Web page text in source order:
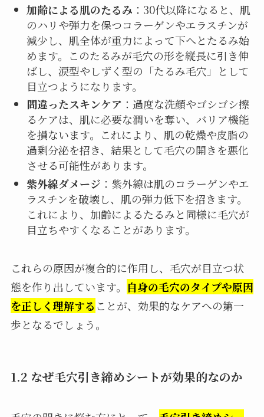
加齢による肌のたるみ ：30代以降になると、肌
のハリや弾力を保つコラーゲンやエラスチンが
減少し、肌全体が重力によって下へとたるみ始
めます。このたるみが毛穴の形を縦長に引き伸
ばし、涙型やしずく型の「たるみ毛穴」として
目立つようになります。
間違ったスキンケア ：過度な洗顔やゴシゴシ擦
るケアは、肌に必要な潤いを奪い、バリア機能
を損ないます。これにより、肌の乾燥や皮脂の
過剰分泌を招き、結果として毛穴の開きを悪化
させる可能性があります。
紫外線ダメージ ：紫外線は肌のコラーゲンやエ
ラスチンを破壊し、肌の弾力低下を招きます。
これにより、加齢によるたるみと同様に毛穴が
目立ちやすくなることがあります。
これらの原因が複合的に作用し、毛穴が目立つ状
態を作り出しています。 自身の毛穴のタイプや原因
を正しく理解する ことが、効果的なケアへの第一
歩となるでしょう。
1.2 なぜ毛穴引き締めシートが効果的なのか